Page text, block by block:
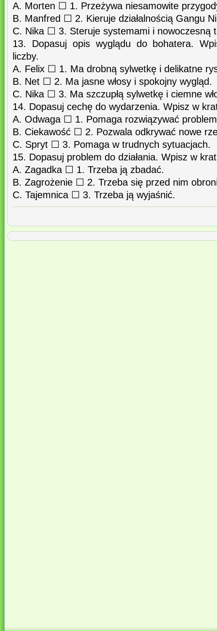
A. Morten ☐ 1. Przeżywa niesamowite
B. Manfred ☐ 2. Kieruje działalnością Gangu
C. Nika ☐ 3. Steruje systemami i nowoczesną
13. Dopasuj opis wyglądu do bohatera.
liczby.
A. Felix ☐ 1. Ma drobną sylwetkę i delikatne
B. Net ☐ 2. Ma jasne włosy i spokojny wygląd.
C. Nika ☐ 3. Ma szczupłą sylwetkę i ciemne
14. Dopasuj cechę do wydarzenia. Wpisz w
A. Odwaga ☐ 1. Pomaga rozwiązywać
B. Ciekawość ☐ 2. Pozwala odkrywać nowe
C. Spryt ☐ 3. Pomaga w trudnych sytuacjach.
15. Dopasuj problem do działania. Wpisz w
A. Zagadka ☐ 1. Trzeba ją zbadać.
B. Zagrożenie ☐ 2. Trzeba się przed nim
C. Tajemnica ☐ 3. Trzeba ją wyjaśnić.